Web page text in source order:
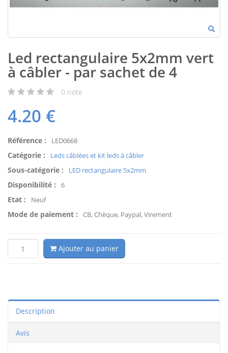
Led rectangulaire 5x2mm vert
à câbler - par sachet de 4
0 note
4.20 €
Référence : LED0668
Catégorie : Leds câblées et kit leds à câbler
Sous-catégorie : LED rectangulaire 5x2mm
Disponibilité : 6
Etat : Neuf
Mode de paiement : CB, Chèque, Paypal, Virement
Ajouter au panier
Description
Avis